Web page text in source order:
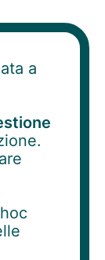
a